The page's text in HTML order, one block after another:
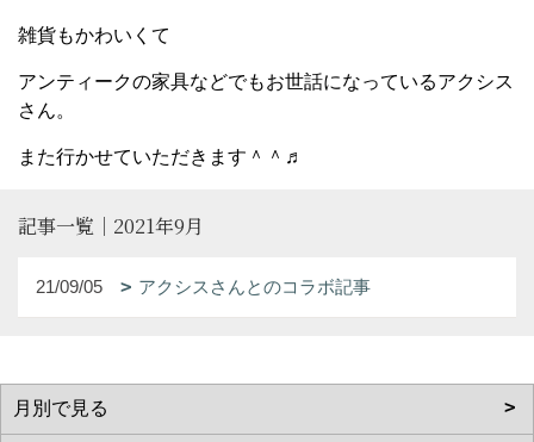
雑貨もかわいくて
アンティークの家具などでもお世話になっているアクシス
さん。
また行かせていただきます＾＾♬
記事一覧｜2021年9月
21/09/05 アクシスさんとのコラボ記事